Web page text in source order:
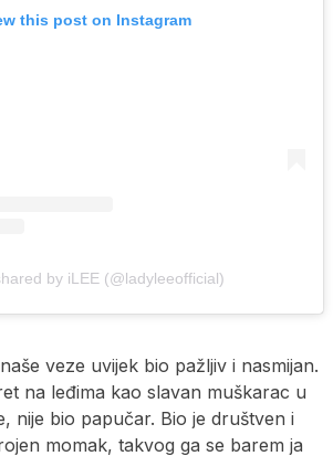
this post on Instagram
by iLEE (@ladyleeofficial)
veze uvijek bio pažljiv i nasmijan.
na leđima kao slavan muškarac u
nije bio papučar. Bio je društven i
momak, takvog ga se barem ja